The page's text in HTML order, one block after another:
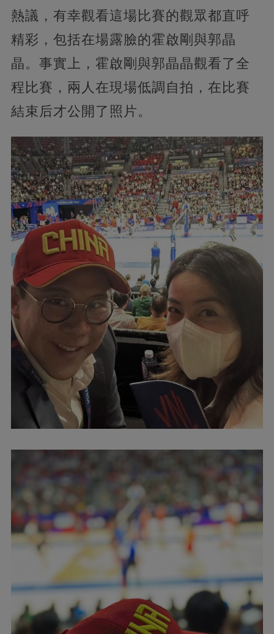
熱議，有幸觀看這場比賽的觀眾都直呼
精彩，包括在場露臉的霍啟剛與郭晶
晶。事實上，霍啟剛與郭晶晶觀看了全
程比賽， 兩人在現場低調自拍，在比賽
結束后才公開了照片。